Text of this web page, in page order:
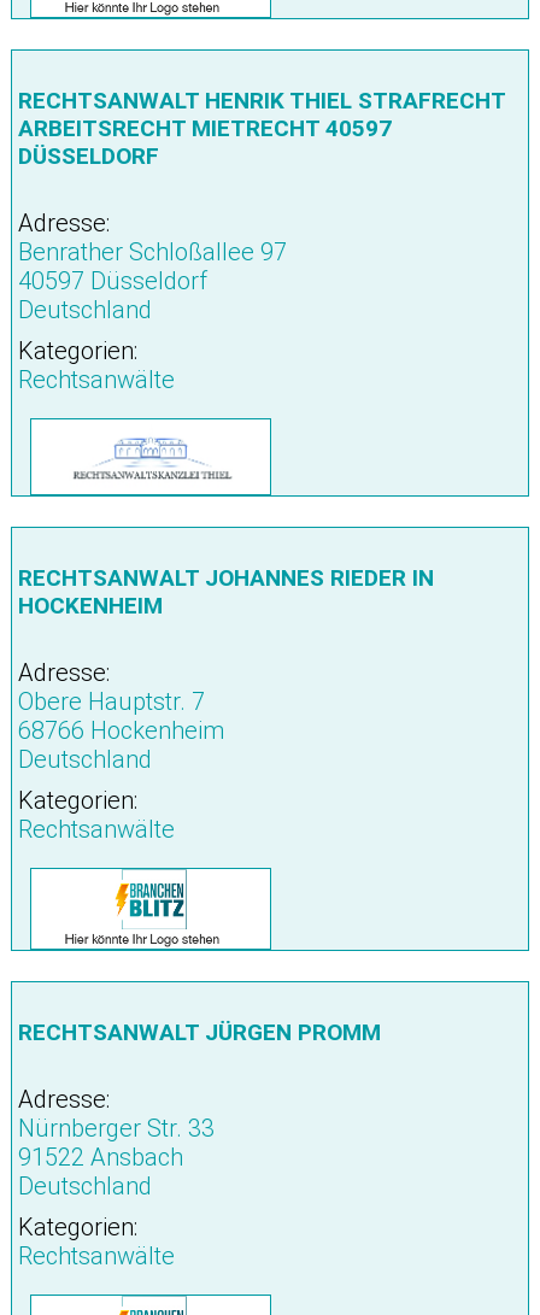
RECHTSANWALT HENRIK THIEL STRAFRECHT
ARBEITSRECHT MIETRECHT 40597
DÜSSELDORF
Adresse:
Benrather Schloßallee 97
40597 Düsseldorf
Deutschland
Kategorien:
Rechtsanwälte
RECHTSANWALT JOHANNES RIEDER IN
HOCKENHEIM
Adresse:
Obere Hauptstr. 7
68766 Hockenheim
Deutschland
Kategorien:
Rechtsanwälte
RECHTSANWALT JÜRGEN PROMM
Adresse:
Nürnberger Str. 33
91522 Ansbach
Deutschland
Kategorien:
Rechtsanwälte